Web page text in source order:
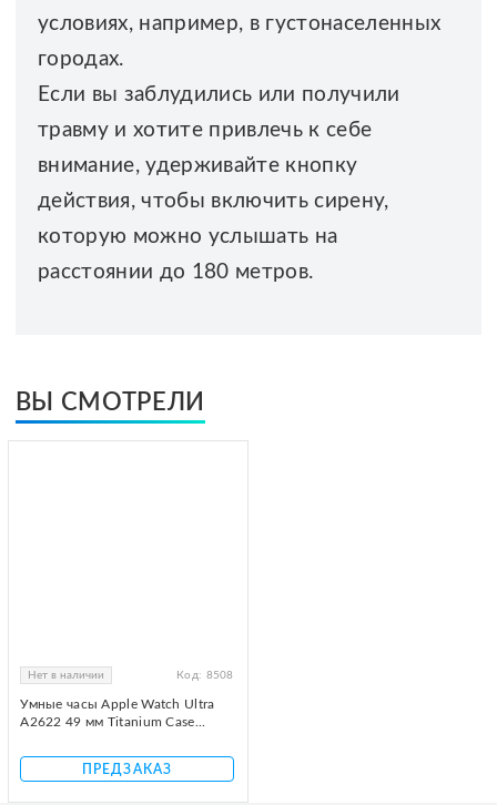
условиях, например, в густонаселенных
городах.
Если вы заблудились или получили
травму и хотите привлечь к себе
внимание, удерживайте кнопку
действия, чтобы включить сирену,
которую можно услышать на
расстоянии до 180 метров.
ВЫ СМОТРЕЛИ
Нет в наличии Код: 8508
Умные часы Apple Watch Ultra
A2622 49 мм Titanium Case...
ПРЕДЗАКАЗ